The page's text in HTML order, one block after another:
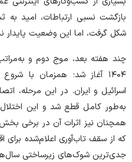
بازگشت نسبی ارتباطات، امید به
شکل گرفت، اما این وضعیت پایدار
۱۴۰۴ آغاز شد؛ همزمان با
اسرائیل و ایران. در این مرحله،
همچنان نیز اثرات آن در برخی
که از سقف تاب‌آوری اعلام‌شده برای
جدی‌ترین شوک‌های زیرساختی